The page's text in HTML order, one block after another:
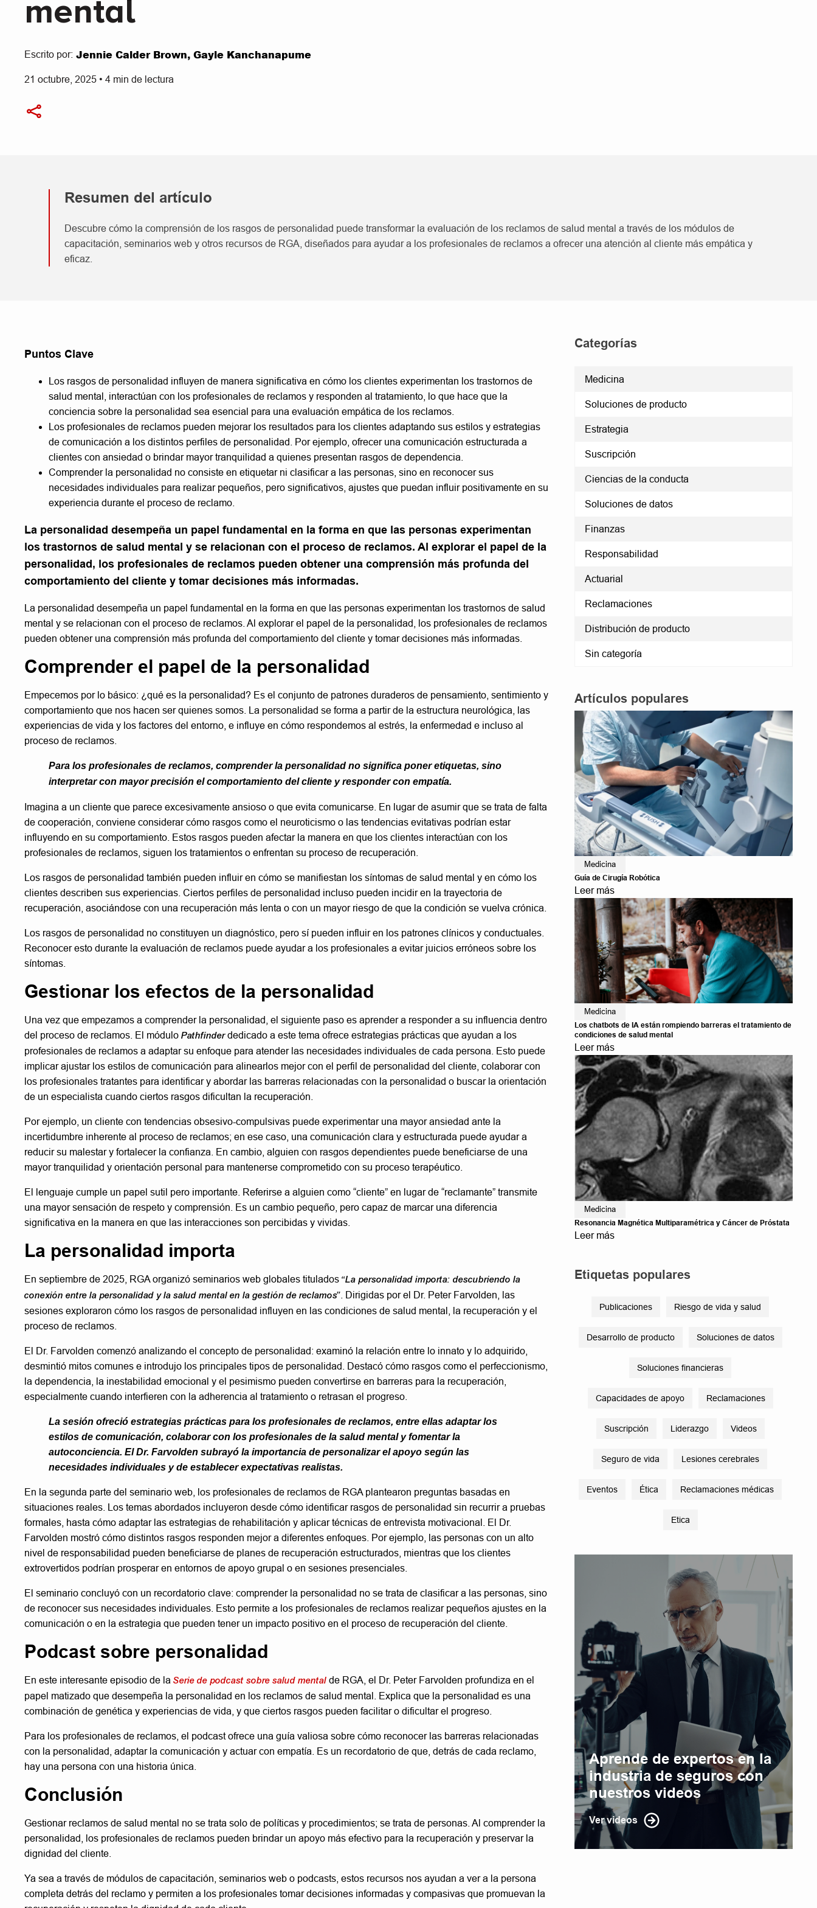
mental
Escrito por: Jennie Calder Brown, Gayle Kanchanapume
21 octubre, 2025 • 4 min de lectura
Resumen del artículo
Descubre cómo la comprensión de los rasgos de personalidad puede transformar la evaluación de los reclamos de salud mental a través de los módulos de
capacitación, seminarios web y otros recursos de RGA, diseñados para ayudar a los profesionales de reclamos a ofrecer una atención al cliente más empática y
eficaz.
Puntos Clave
Los rasgos de personalidad influyen de manera significativa en cómo los clientes experimentan los trastornos de
salud mental, interactúan con los profesionales de reclamos y responden al tratamiento, lo que hace que la
conciencia sobre la personalidad sea esencial para una evaluación empática de los reclamos.
Los profesionales de reclamos pueden mejorar los resultados para los clientes adaptando sus estilos y estrategias
de comunicación a los distintos perfiles de personalidad. Por ejemplo, ofrecer una comunicación estructurada a
clientes con ansiedad o brindar mayor tranquilidad a quienes presentan rasgos de dependencia.
Comprender la personalidad no consiste en etiquetar ni clasificar a las personas, sino en reconocer sus
necesidades individuales para realizar pequeños, pero significativos, ajustes que puedan influir positivamente en su
experiencia durante el proceso de reclamo.
La personalidad desempeña un papel fundamental en la forma en que las personas experimentan
los trastornos de salud mental y se relacionan con el proceso de reclamos. Al explorar el papel de la
personalidad, los profesionales de reclamos pueden obtener una comprensión más profunda del
comportamiento del cliente y tomar decisiones más informadas.
La personalidad desempeña un papel fundamental en la forma en que las personas experimentan los trastornos de salud
mental y se relacionan con el proceso de reclamos. Al explorar el papel de la personalidad, los profesionales de reclamos
pueden obtener una comprensión más profunda del comportamiento del cliente y tomar decisiones más informadas.
Comprender el papel de la personalidad
Empecemos por lo básico: ¿qué es la personalidad? Es el conjunto de patrones duraderos de pensamiento, sentimiento y
comportamiento que nos hacen ser quienes somos. La personalidad se forma a partir de la estructura neurológica, las
experiencias de vida y los factores del entorno, e influye en cómo respondemos al estrés, la enfermedad e incluso al
proceso de reclamos.
Para los profesionales de reclamos, comprender la personalidad no significa poner etiquetas, sino
interpretar con mayor precisión el comportamiento del cliente y responder con empatía.
Imagina a un cliente que parece excesivamente ansioso o que evita comunicarse. En lugar de asumir que se trata de falta
de cooperación, conviene considerar cómo rasgos como el neuroticismo o las tendencias evitativas podrían estar
influyendo en su comportamiento. Estos rasgos pueden afectar la manera en que los clientes interactúan con los
profesionales de reclamos, siguen los tratamientos o enfrentan su proceso de recuperación.
Los rasgos de personalidad también pueden influir en cómo se manifiestan los síntomas de salud mental y en cómo los
clientes describen sus experiencias. Ciertos perfiles de personalidad incluso pueden incidir en la trayectoria de
recuperación, asociándose con una recuperación más lenta o con un mayor riesgo de que la condición se vuelva crónica.
Los rasgos de personalidad no constituyen un diagnóstico, pero sí pueden influir en los patrones clínicos y conductuales.
Reconocer esto durante la evaluación de reclamos puede ayudar a los profesionales a evitar juicios erróneos sobre los
síntomas.
Gestionar los efectos de la personalidad
Una vez que empezamos a comprender la personalidad, el siguiente paso es aprender a responder a su influencia dentro
del proceso de reclamos. El módulo Pathfinderdedicado a este tema ofrece estrategias prácticas que ayudan a los
profesionales de reclamos a adaptar su enfoque para atender las necesidades individuales de cada persona. Esto puede
implicar ajustar los estilos de comunicación para alinearlos mejor con el perfil de personalidad del cliente, colaborar con
los profesionales tratantes para identificar y abordar las barreras relacionadas con la personalidad o buscar la orientación
de un especialista cuando ciertos rasgos dificultan la recuperación.
Por ejemplo, un cliente con tendencias obsesivo-compulsivas puede experimentar una mayor ansiedad ante la
incertidumbre inherente al proceso de reclamos; en ese caso, una comunicación clara y estructurada puede ayudar a
reducir su malestar y fortalecer la confianza. En cambio, alguien con rasgos dependientes puede beneficiarse de una
mayor tranquilidad y orientación personal para mantenerse comprometido con su proceso terapéutico.
El lenguaje cumple un papel sutil pero importante. Referirse a alguien como “cliente” en lugar de “reclamante” transmite
una mayor sensación de respeto y comprensión. Es un cambio pequeño, pero capaz de marcar una diferencia
significativa en la manera en que las interacciones son percibidas y vividas.
La personalidad importa
En septiembre de 2025, RGA organizó seminarios web globales titulados “La personalidad importa: descubriendo la
conexión entre la personalidad y la salud mental en la gestión de reclamos” . Dirigidas por el Dr. Peter Farvolden, las
sesiones exploraron cómo los rasgos de personalidad influyen en las condiciones de salud mental, la recuperación y el
proceso de reclamos.
El Dr. Farvolden comenzó analizando el concepto de personalidad: examinó la relación entre lo innato y lo adquirido,
desmintió mitos comunes e introdujo los principales tipos de personalidad. Destacó cómo rasgos como el perfeccionismo,
la dependencia, la inestabilidad emocional y el pesimismo pueden convertirse en barreras para la recuperación,
especialmente cuando interfieren con la adherencia al tratamiento o retrasan el progreso.
La sesión ofreció estrategias prácticas para los profesionales de reclamos, entre ellas adaptar los
estilos de comunicación, colaborar con los profesionales de la salud mental y fomentar la
autoconciencia. El Dr. Farvolden subrayó la importancia de personalizar el apoyo según las
necesidades individuales y de establecer expectativas realistas.
En la segunda parte del seminario web, los profesionales de reclamos de RGA plantearon preguntas basadas en
situaciones reales. Los temas abordados incluyeron desde cómo identificar rasgos de personalidad sin recurrir a pruebas
formales, hasta cómo adaptar las estrategias de rehabilitación y aplicar técnicas de entrevista motivacional. El Dr.
Farvolden mostró cómo distintos rasgos responden mejor a diferentes enfoques. Por ejemplo, las personas con un alto
nivel de responsabilidad pueden beneficiarse de planes de recuperación estructurados, mientras que los clientes
extrovertidos podrían prosperar en entornos de apoyo grupal o en sesiones presenciales.
El seminario concluyó con un recordatorio clave: comprender la personalidad no se trata de clasificar a las personas, sino
de reconocer sus necesidades individuales. Esto permite a los profesionales de reclamos realizar pequeños ajustes en la
comunicación o en la estrategia que pueden tener un impacto positivo en el proceso de recuperación del cliente.
Podcast sobre personalidad
En este interesante episodio de la Serie de podcast sobre salud mental de RGA, el Dr. Peter Farvolden profundiza en el
papel matizado que desempeña la personalidad en los reclamos de salud mental. Explica que la personalidad es una
combinación de genética y experiencias de vida, y que ciertos rasgos pueden facilitar o dificultar el progreso.
Para los profesionales de reclamos, el podcast ofrece una guía valiosa sobre cómo reconocer las barreras relacionadas
con la personalidad, adaptar la comunicación y actuar con empatía. Es un recordatorio de que, detrás de cada reclamo,
hay una persona con una historia única.
Conclusión
Gestionar reclamos de salud mental no se trata solo de políticas y procedimientos; se trata de personas. Al comprender la
personalidad, los profesionales de reclamos pueden brindar un apoyo más efectivo para la recuperación y preservar la
dignidad del cliente.
Ya sea a través de módulos de capacitación, seminarios web o podcasts, estos recursos nos ayudan a ver a la persona
completa detrás del reclamo y permiten a los profesionales tomar decisiones informadas y compasivas que promuevan la
Categorías
Medicina
Soluciones de producto
Estrategia
Suscripción
Ciencias de la conducta
Soluciones de datos
Finanzas
Responsabilidad
Actuarial
Reclamaciones
Distribución de producto
Sin categoría
Artículos populares
Medicina
Guía de Cirugía Robótica
Leer más
Medicina
Los chatbots de IA están rompiendo barreras el tratamiento de
condiciones de salud mental
Leer más
Medicina
Resonancia Magnética Multiparamétrica y Cáncer de Próstata
Leer más
Etiquetas populares
Publicaciones Riesgo de vida y salud
Desarrollo de producto Soluciones de datos
Soluciones financieras
Capacidades de apoyo Reclamaciones
Suscripción Liderazgo Videos
Seguro de vida Lesiones cerebrales
Eventos Ética Reclamaciones médicas
Etica
Aprende de expertos en la
industria de seguros con
nuestros videos
Ver videos